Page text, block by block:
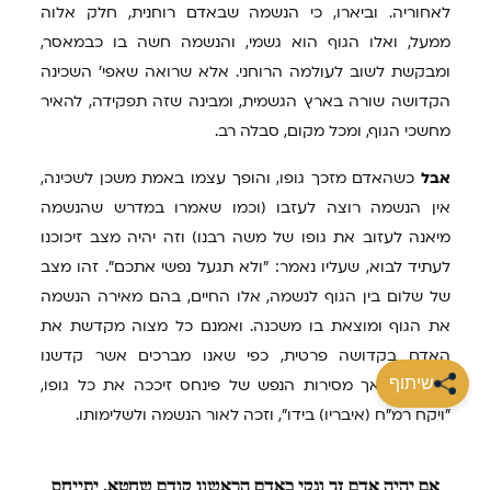
שיתוף
לאחוריה. וביארו, כי הנשמה שבאדם רוחנית, חלק אלוה
ממעל, ואלו הגוף הוא גשמי, והנשמה חשה בו כבמאסר,
ומבקשת לשוב לעולמה הרוחני. אלא שרואה שאפי' השכינה
הקדושה שורה בארץ הגשמית, ומבינה שזה תפקידה, להאיר
מחשכי הגוף, ומכל מקום, סבלה רב.
אבל כשהאדם מזכך גופו, והופך עצמו באמת משכן לשכינה,
אין הנשמה רוצה לעזבו (וכמו שאמרו במדרש שהנשמה
מיאנה לעזוב את גופו של משה רבנו) וזה יהיה מצב זיכוכנו
לעתיד לבוא, שעליו נאמר: "ולא תגעל נפשי אתכם". זהו מצב
של שלום בין הגוף לנשמה, אלו החיים, בהם מאירה הנשמה
את הגוף ומוצאת בו משכנה. ואמנם כל מצוה מקדשת את
האדם בקדושה פרטית, כפי שאנו מברכים אשר קדשנו
במצוותיו, אך מסירות הנפש של פינחס זיככה את כל גופו,
"ויקח רמ"ח (איבריו) בידו", וזכה לאור הנשמה ולשלימותו.
אם יהיה אדם זך ונקי כאדם הראשון קודם שחטא, יתייחס